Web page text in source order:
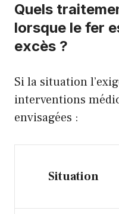
Quels
lorsque le fer
excès ?
Si la situation
interventions
envisagées :
Situation